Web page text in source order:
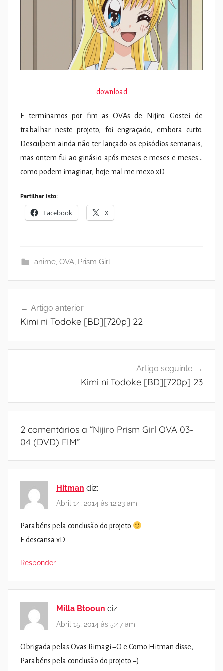
download
E terminamos por fim as OVAs de Nijiro. Gostei de
trabalhar neste projeto, foi engraçado, embora curto.
Desculpem ainda não ter lançado os episódios semanais,
mas ontem fui ao ginásio após meses e meses e meses…
como podem imaginar, hoje mal me mexo xD
Partilhar isto:
Facebook X
anime, OVA, Prism Girl
de
Artigo anterior
Kimi ni Todoke [BD][720p] 22
Artigo seguinte
Kimi ni Todoke [BD][720p] 23
2 comentários a “Nijiro Prism Girl OVA 03-
04 (DVD) FIM”
Hitman diz:
Abril 14, 2014 às 12:23 am
Parabéns pela conclusão do projeto
E descansa xD
Responder
Milla Btooun diz:
Abril 15, 2014 às 5:47 am
Obrigada pelas Ovas Rimagi =O e Como Hitman disse,
Parabéns pela conclusão do projeto =)